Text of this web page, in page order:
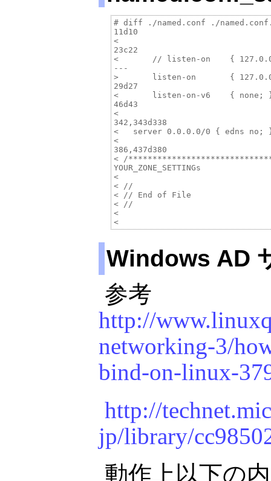
# diff ./named.conf ./
11d10
<
23c22
<       // listen-on    {
---
>       listen-on       {
29d27
<       listen-on-v6    { none;
46d43
<
342,343d338
<   server 0.0.0.0/0 { edns no;
<
386,437d380
< /
YOUR_ZONE_SETTINGs
<
< //
< // End of File
< //
<
Windows AD
参考
http://
networking-3/
bind-on-linux-
http://
jp/library/
動作上以下の